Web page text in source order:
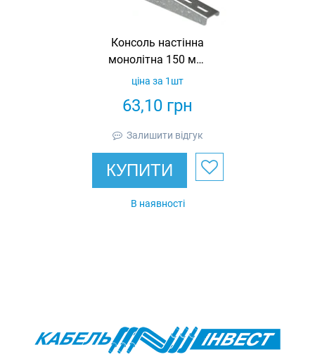
Консоль настінна
монолітна 150 мм,
товщина 1.5 мм,
Eurotray
63,10 грн
ціна за 1шт
Залишити відгук
КУПИТИ
В наявності